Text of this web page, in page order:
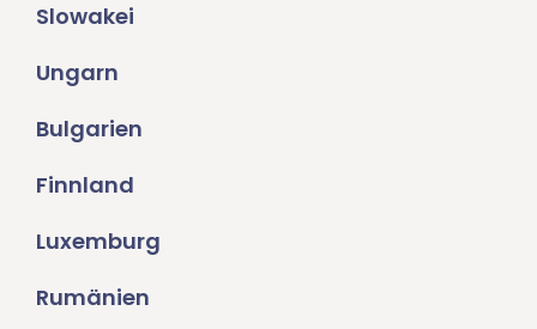
Slowakei
Ungarn
Bulgarien
Finnland
Luxemburg
Rumänien